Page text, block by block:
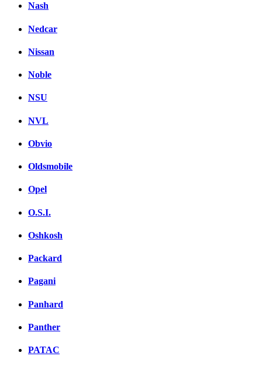
Nash
Nedcar
Nissan
Noble
NSU
NVL
Obvio
Oldsmobile
Opel
O.S.I.
Oshkosh
Packard
Pagani
Panhard
Panther
PATAC